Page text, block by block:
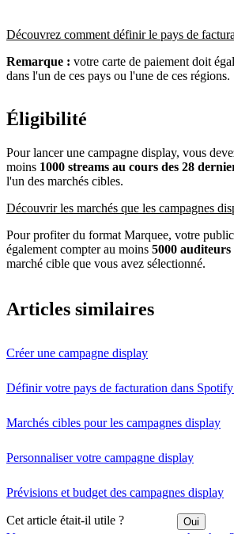
Découvrez comment définir le pays de
Remarque : votre carte de paiement doit
dans l'un de ces pays ou l'une de ces régions.
Éligibilité
Pour lancer une campagne display, vous
moins 1000 streams au cours des 28
l'un des marchés cibles.
Découvrir les marchés que les campagnes
Pour profiter du format Marquee, votre
également compter au moins 5000
marché cible que vous avez sélectionné.
Articles similaires
Créer une campagne display
Définir votre pays de facturation dans
Marchés cibles pour les campagnes display
Personnaliser votre campagne display
Prévisions et budget des campagnes display
Cet article était-il utile ? Oui